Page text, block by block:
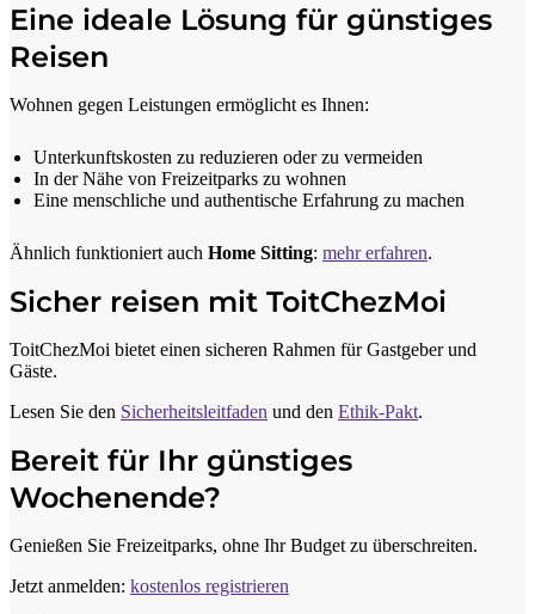
Eine ideale Lösung für günstiges
Reisen
Wohnen gegen Leistungen ermöglicht es Ihnen:
Unterkunftskosten zu reduzieren oder zu vermeiden
In der Nähe von Freizeitparks zu wohnen
Eine menschliche und authentische Erfahrung zu machen
Ähnlich funktioniert auch Home Sitting: mehr erfahren.
Sicher reisen mit ToitChezMoi
ToitChezMoi bietet einen sicheren Rahmen für Gastgeber und
Gäste.
Lesen Sie den Sicherheitsleitfaden und den Ethik-Pakt.
Bereit für Ihr günstiges
Wochenende?
Genießen Sie Freizeitparks, ohne Ihr Budget zu überschreiten.
Jetzt anmelden: kostenlos registrieren